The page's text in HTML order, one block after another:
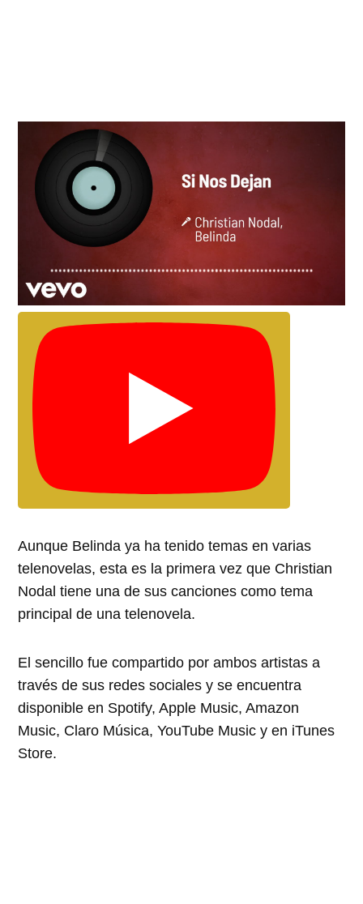
Aunque Belinda ya ha tenido temas en varias
telenovelas, esta es la primera vez que Christian
Nodal tiene una de sus canciones como tema
principal de una telenovela.
El sencillo fue compartido por ambos artistas a
través de sus redes sociales y se encuentra
disponible en Spotify, Apple Music, Amazon
Music, Claro Música, YouTube Music y en iTunes
Store.